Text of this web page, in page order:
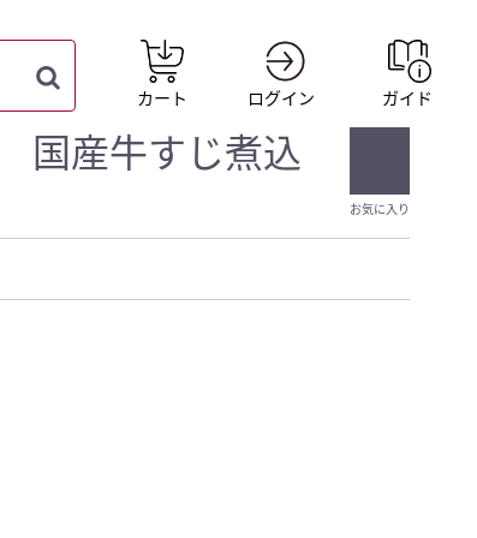
カート ログイン ガイド
国産牛すじ煮込
お気に入り